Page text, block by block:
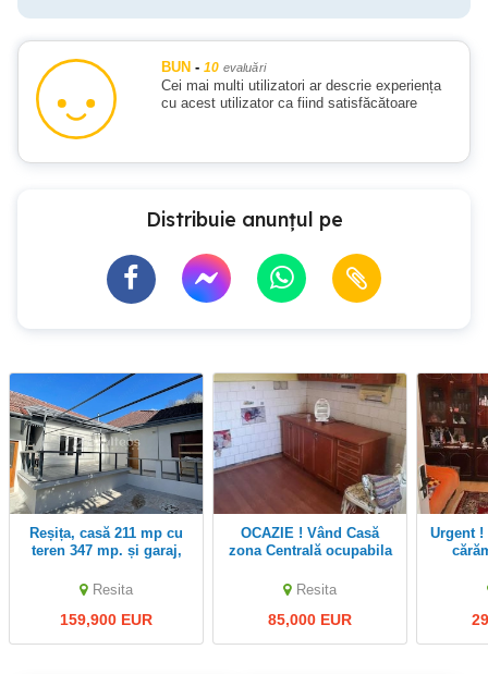
BUN - 10 evaluări
Cei mai multi utilizatori ar descrie experiența
cu acest utilizator ca fiind satisfăcătoare
Distribuie anunțul pe
Reșița, casă 211 mp cu
teren 347 mp. și garaj,
Resita
159,900 EUR
OCAZIE ! Vând Casă
zona Centrală ocupabila
Resita
85,000 EUR
Urgent ! Casă de vânzare